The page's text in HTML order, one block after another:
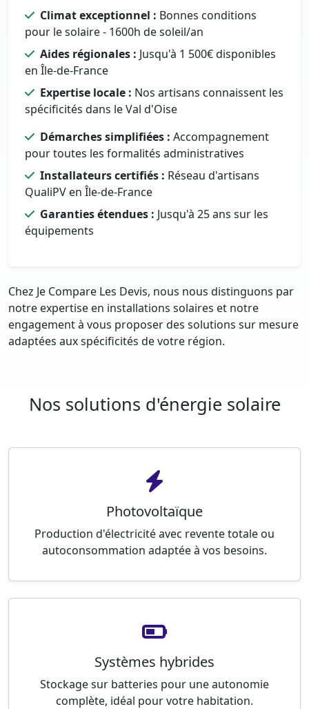
Climat exceptionnel : Bonnes conditions
pour le solaire - 1600h de soleil/an
Aides régionales : Jusqu'à 1 500€ disponibles
en Île-de-France
Expertise locale : Nos artisans connaissent les
spécificités dans le Val d'Oise
Démarches simplifiées : Accompagnement
pour toutes les formalités administratives
Installateurs certifiés : Réseau d'artisans
QualiPV en Île-de-France
Garanties étendues : Jusqu'à 25 ans sur les
équipements
Chez Je Compare Les Devis, nous nous distinguons par
notre expertise en installations solaires et notre
engagement à vous proposer des solutions sur mesure
adaptées aux spécificités de votre région.
Nos solutions d'énergie solaire
Photovoltaïque
Production d'électricité avec revente totale ou
autoconsommation adaptée à vos besoins.
Systèmes hybrides
Stockage sur batteries pour une autonomie
complète, idéal pour votre habitation.